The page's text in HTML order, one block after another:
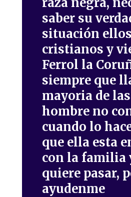
saber su
situación
cristianos y
Ferrol la
siempre que
mayoria de
hombre no
cuando lo
que ella esta
con la familia
quiere pasar,
ayudenme